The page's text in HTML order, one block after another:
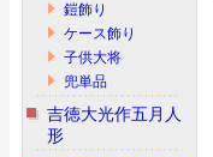
鎧飾り
ケース飾り
子供大将
兜単品
吉徳大光作五月人
形